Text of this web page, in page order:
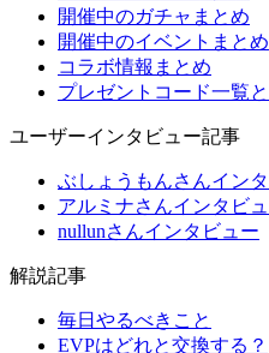
開催中のガチャまとめ
開催中のイベントまとめ
コラボ情報まとめ
プレゼントコード一覧
ユーザーインタビュー記事
ぶしょうもんさんイン
アルミナさんインタビ
nullunさんインタビュー
解説記事
毎日やるべきこと
EVPはどれと交換する？